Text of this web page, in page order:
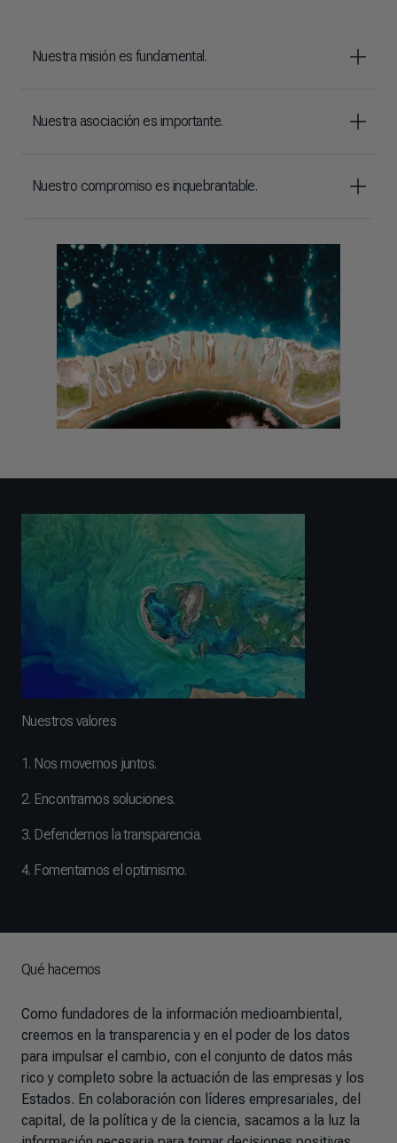
Nuestra misión es fundamental.
Nuestra asociación es importante.
Nuestro compromiso es inquebrantable.
Nuestros valores
1. Nos movemos juntos.
2. Encontramos soluciones.
3. Defendemos la transparencia.
4. Fomentamos el optimismo.
Qué hacemos
Como fundadores de la información medioambiental,
creemos en la transparencia y en el poder de los datos
para impulsar el cambio, con el conjunto de datos más
rico y completo sobre la actuación de las empresas y los
Estados. En colaboración con líderes empresariales, del
capital, de la política y de la ciencia, sacamos a la luz la